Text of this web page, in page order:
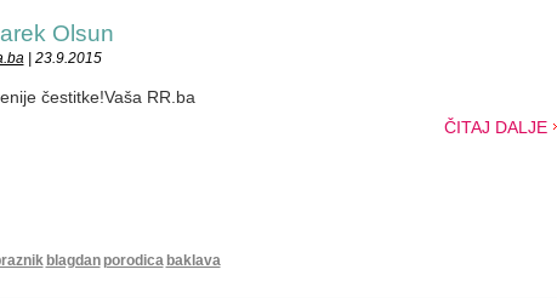
Olsun
| 23.9.2015
čestitke!Vaša RR.ba
ČITAJ DALJE
blagdan porodica baklava